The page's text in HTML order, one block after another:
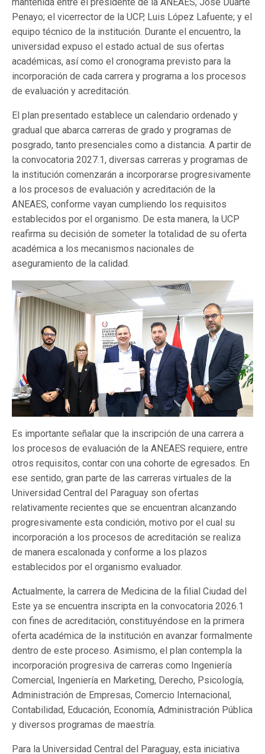
mantenida entre el presidente de la ANEAES, José Duarte
Penayo; el vicerrector de la UCP, Luis López Lafuente; y el
equipo técnico de la institución. Durante el encuentro, la
universidad expuso el estado actual de sus ofertas
académicas, así como el cronograma previsto para la
incorporación de cada carrera y programa a los procesos
de evaluación y acreditación.
El plan presentado establece un calendario ordenado y
gradual que abarca carreras de grado y programas de
posgrado, tanto presenciales como a distancia. A partir de
la convocatoria 2027.1, diversas carreras y programas de
la institución comenzarán a incorporarse progresivamente
a los procesos de evaluación y acreditación de la
ANEAES, conforme vayan cumpliendo los requisitos
establecidos por el organismo. De esta manera, la UCP
reafirma su decisión de someter la totalidad de su oferta
académica a los mecanismos nacionales de
aseguramiento de la calidad.
Es importante señalar que la inscripción de una carrera a
los procesos de evaluación de la ANEAES requiere, entre
otros requisitos, contar con una cohorte de egresados. En
ese sentido, gran parte de las carreras virtuales de la
Universidad Central del Paraguay son ofertas
relativamente recientes que se encuentran alcanzando
progresivamente esta condición, motivo por el cual su
incorporación a los procesos de acreditación se realiza
de manera escalonada y conforme a los plazos
establecidos por el organismo evaluador.
Actualmente, la carrera de Medicina de la filial Ciudad del
Este ya se encuentra inscripta en la convocatoria 2026.1
con fines de acreditación, constituyéndose en la primera
oferta académica de la institución en avanzar formalmente
dentro de este proceso. Asimismo, el plan contempla la
incorporación progresiva de carreras como Ingeniería
Comercial, Ingeniería en Marketing, Derecho, Psicología,
Administración de Empresas, Comercio Internacional,
Contabilidad, Educación, Economía, Administración Pública
y diversos programas de maestría.
Para la Universidad Central del Paraguay, esta iniciativa